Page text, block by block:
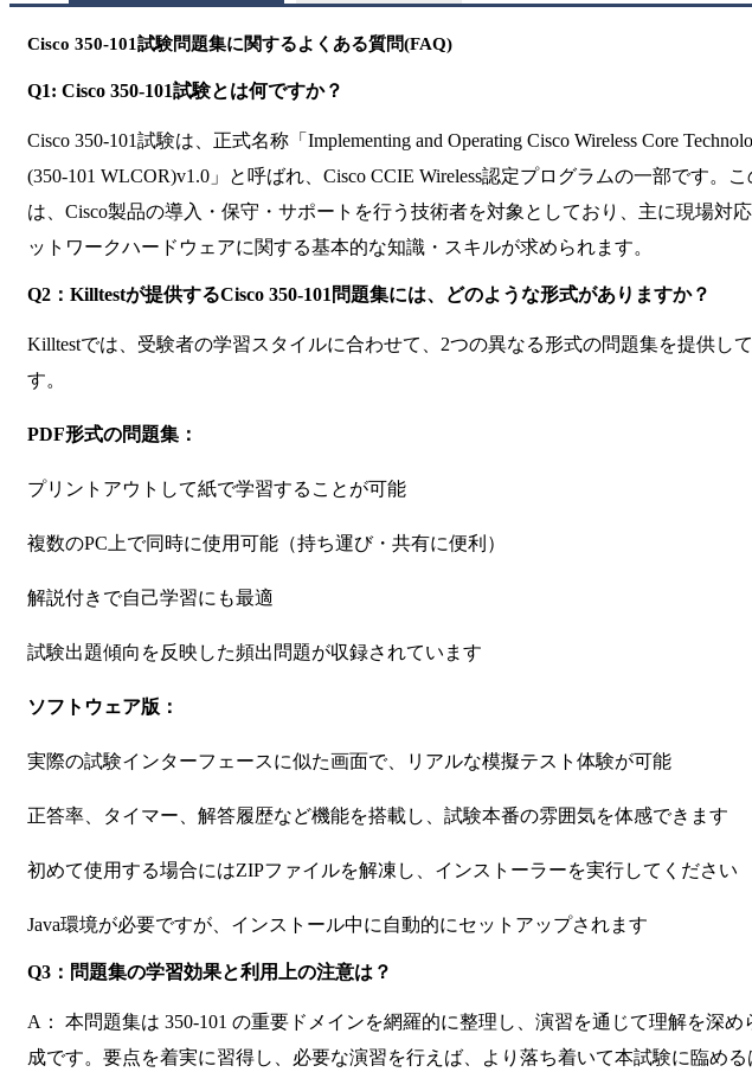
Cisco 350-101試験問題集に関するよくある質問(FAQ)
Q1: Cisco 350-101試験とは何ですか？
Cisco 350-101試験は、正式名称「Implementing and Operating Cisco Wireless Core
(350-101 WLCOR)v1.0」と呼ばれ、Cisco CCIE Wireless認定プログラムの一部です。
は、Cisco製品の導入・保守・サポートを行う技術者を対象としており、主に現場対
ットワークハードウェアに関する基本的な知識・スキルが求められます。
Q2：Killtestが提供するCisco 350-101問題集には、どのような形式がありますか？
Killtestでは、受験者の学習スタイルに合わせて、2つの異なる形式の問題集を提供し
す。
PDF形式の問題集：
プリントアウトして紙で学習することが可能
複数のPC上で同時に使用可能（持ち運び・共有に便利）
解説付きで自己学習にも最適
試験出題傾向を反映した頻出問題が収録されています
ソフトウェア版：
実際の試験インターフェースに似た画面で、リアルな模擬テスト体験が可能
正答率、タイマー、解答履歴など機能を搭載し、試験本番の雰囲気を体感できます
初めて使用する場合にはZIPファイルを解凍し、インストーラーを実行してください
Java環境が必要ですが、インストール中に自動的にセットアップされます
Q3：問題集の学習効果と利用上の注意は？
A： 本問題集は 350-101 の重要ドメインを網羅的に整理し、演習を通じて理解を深め
成です。要点を着実に習得し、必要な演習を行えば、より落ち着いて本試験に臨める